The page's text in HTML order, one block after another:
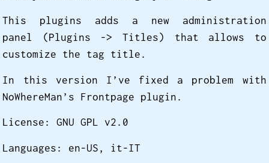
This plugins adds a new administration
panel (Plugins -> Titles) that allows to
customize the tag title.
In this version I’ve fixed a problem with
NoWhereMan’s Frontpage plugin.
License: GNU GPL v2.0
Languages: en-US, it-IT